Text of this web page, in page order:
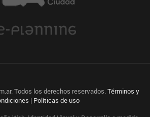
Todos los derechos reservados.Términos y
| Políticas de uso